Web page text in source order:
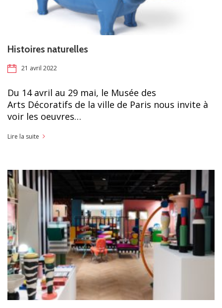
Histoires naturelles
21 avril 2022
Du 14 avril au 29 mai, le Musée des
Arts Décoratifs de la ville de Paris nous invite à
voir les oeuvres…
Lire la suite